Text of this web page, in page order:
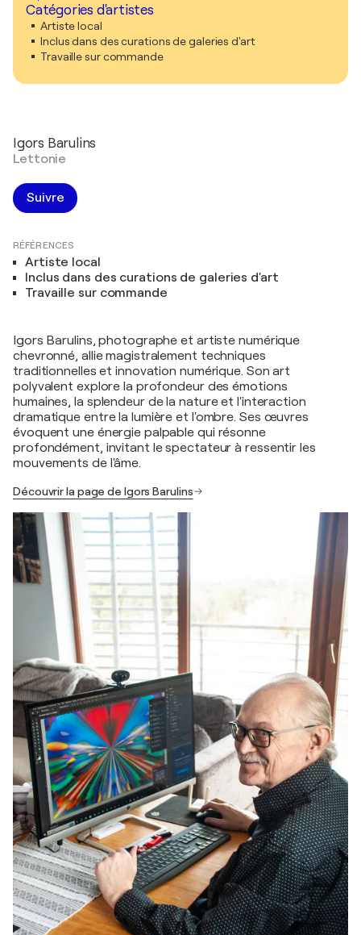
Catégories d'artistes
Artiste local
Inclus dans des curations de galeries d'art
Travaille sur commande
Igors Barulins
Lettonie
Suivre
RÉFÉRENCES
Artiste local
Inclus dans des curations de galeries d'art
Travaille sur commande
Igors Barulins, photographe et artiste numérique
chevronné, allie magistralement techniques
traditionnelles et innovation numérique. Son art
polyvalent explore la profondeur des émotions
humaines, la splendeur de la nature et l'interaction
dramatique entre la lumière et l'ombre. Ses œuvres
évoquent une énergie palpable qui résonne
profondément, invitant le spectateur à ressentir les
mouvements de l'âme.
Découvrir la page de Igors Barulins